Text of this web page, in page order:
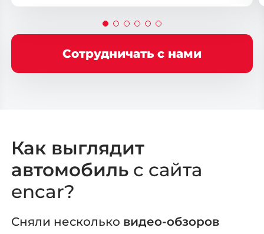
Сотрудничать с нами
Как выглядит
автомобиль с сайта
encar?
Сняли несколько видео-обзоров
Выберитесвой город
Москва
Новосибирск
Екатеринбург
Казань
Уфа
Самара